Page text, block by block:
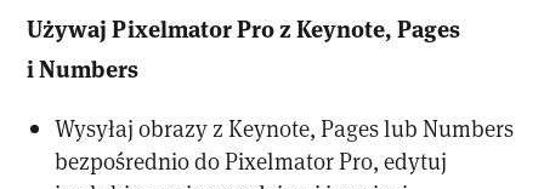
Używaj Pixelmator Pro z Keynote, Pages
i Numbers
Wysyłaj obrazy z Keynote, Pages lub Numbers
bezpośrednio do Pixelmator Pro, edytuj